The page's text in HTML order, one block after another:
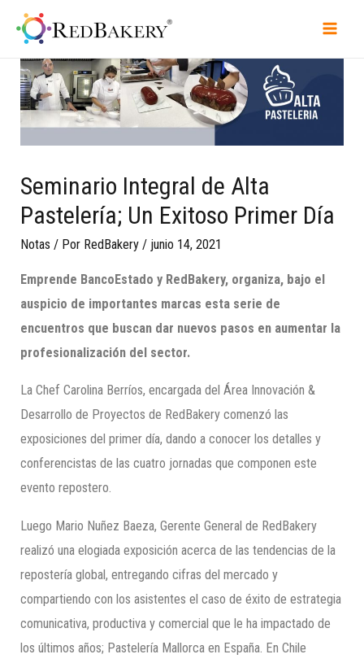
Seminario Integral de Alta
Pastelería; Un Exitoso Primer Día
Notas / Por RedBakery / junio 14, 2021
Emprende BancoEstado y RedBakery, organiza, bajo el
auspicio de importantes marcas esta serie de
encuentros que buscan dar nuevos pasos en aumentar la
profesionalización del sector.
La Chef Carolina Berríos, encargada del Área Innovación &
Desarrollo de Proyectos de RedBakery comenzó las
exposiciones del primer día, dando a conocer los detalles y
conferencistas de las cuatro jornadas que componen este
evento repostero.
Luego Mario Nuñez Baeza, Gerente General de RedBakery
realizó una elogiada exposición acerca de las tendencias de la
repostería global, entregando cifras del mercado y
compartiendo con los asistentes el caso de éxito de estrategia
comunicativa, productiva y comercial que le ha impactado de
los últimos años; Pastelería Mallorca en España. En Chile